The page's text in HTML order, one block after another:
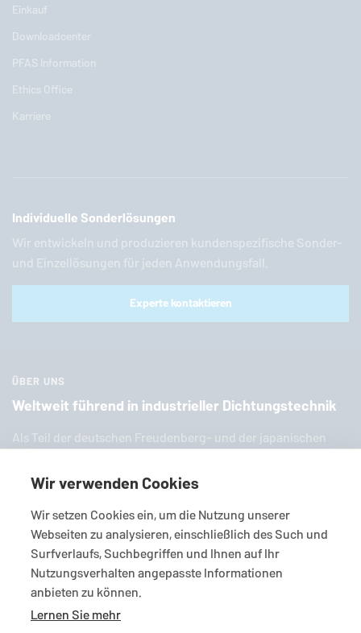
Einkauf
Downloadcenter
PFAS Information
Ethics Office
Karriere
Individuelle Sonderlösungen
Wir entwickeln und produzieren kundenspezifische Sonder-
und Einzellösungen für jeden Anwendungsfall.
Experte kontaktieren
ÜBER UNS
Weltweit führend in industrieller Dichtungstechnik
Als Teil der deut­schen Freu­den­berg- und der ja­pa­ni­schen
Anbieter in­dus­tri­el­ler Dich­tungs­tech­nik. Wir bieten Ihnen
dual­lö­sun­gen und viel­fäl­ti­gen Services.
Wir verwenden Cookies
Wir setzen Cookies ein, um die Nutzung unserer
Webseiten zu analysieren, einschließlich des Such und
Surfverlaufs, Suchbegriffen und Ihnen auf Ihr
Nutzungsverhalten angepasste Informationen
anbieten zu können.
Lernen Sie mehr